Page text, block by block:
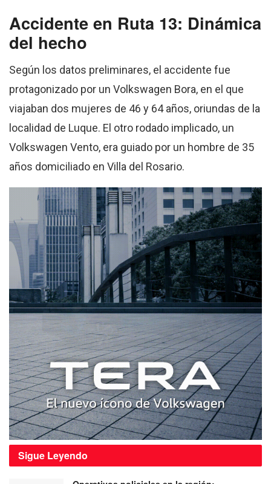
Accidente en Ruta 13: Dinámica
del hecho
Según los datos preliminares, el accidente fue
protagonizado por un Volkswagen Bora, en el que
viajaban dos mujeres de 46 y 64 años, oriundas de la
localidad de Luque. El otro rodado implicado, un
Volkswagen Vento, era guiado por un hombre de 35
años domiciliado en Villa del Rosario.
Sigue Leyendo